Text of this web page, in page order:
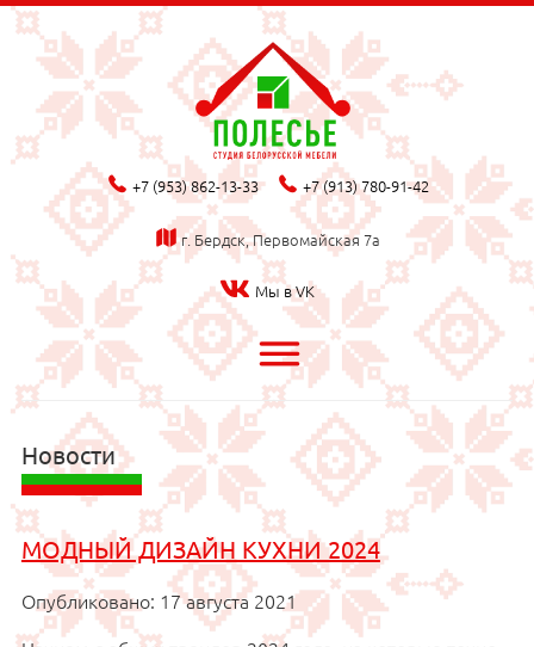
phone_fill +7 (953) 862-13-33 phone_fill +7 (913) 780-91-42
map_fillг. Бердск, Первомайская 7а
Мы в VK
bars
Новости
МОДНЫЙ ДИЗАЙН КУХНИ 2024
Опубликовано: 17 августа 2021